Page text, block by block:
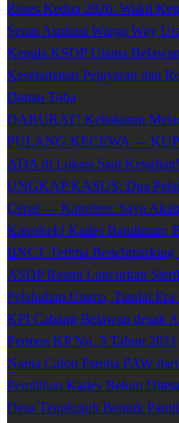
Reses Kedua 2026: Wakil
Serap Aspirasi Warga Way
Kepala KSOP Utama
Keselamatan Pelayaran dan
Danau Toba
DARURAT! Kebakaran
PULANG KECEWA —
ADA di Lokasi Saat Kejadian!
UNGKAP KASUS: Dua
Cepat — Kapolres: Saya
Kapolsek! Kades Batuliman:
BNCT Terima
ASDP Resmi Luncurkan
Pelabuhan Utama, Tandai
KPI Cabang Belawan desak
Permen KP No. 3 Tahun 2021
Nama Calon Panitia PAW
Pemilihan Kades Belum
Desa Tengkujuh Bentuk